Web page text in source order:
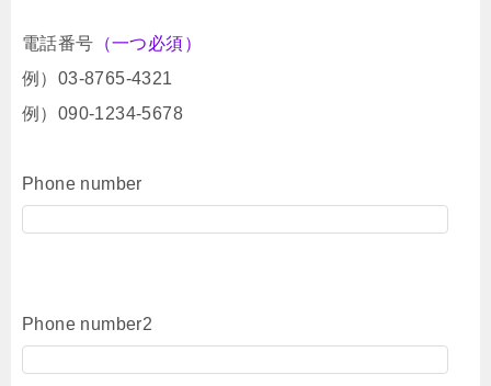
電話番号 （一つ必須）
例）03-8765-4321
例）090-1234-5678
Phone number
Phone number2